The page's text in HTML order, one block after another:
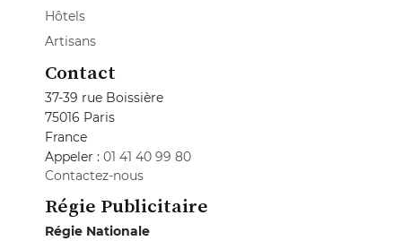
Hôtels
Artisans
Contact
37-39 rue Boissière
75016 Paris
France
Appeler : 01 41 40 99 80
Contactez-nous
Régie Publicitaire
Régie Nationale